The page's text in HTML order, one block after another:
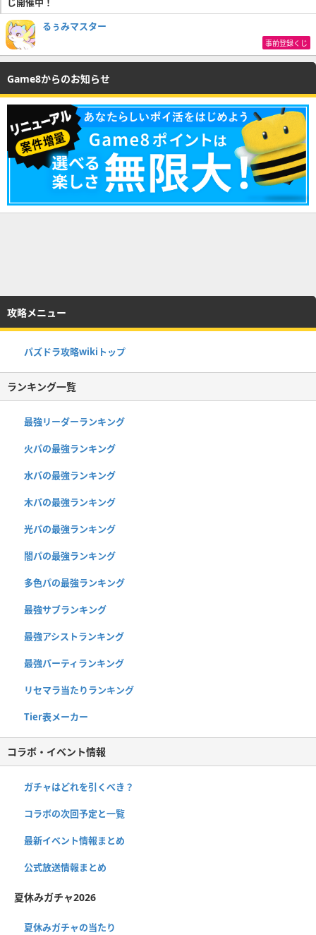
るぅみマスター
事前登録くじ
Game8からのお知らせ
攻略メニュー
パズドラ攻略wikiトップ
ランキング一覧
最強リーダーランキング
火パの最強ランキング
水パの最強ランキング
木パの最強ランキング
光パの最強ランキング
闇パの最強ランキング
多色パの最強ランキング
最強サブランキング
最強アシストランキング
最強パーティランキング
リセマラ当たりランキング
Tier表メーカー
コラボ・イベント情報
ガチャはどれを引くべき？
コラボの次回予定と一覧
最新イベント情報まとめ
公式放送情報まとめ
夏休みガチャ2026
夏休みガチャの当たり